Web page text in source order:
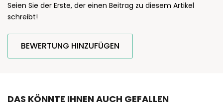
Seien Sie der Erste, der einen Beitrag zu diesem Artikel
schreibt!
BEWERTUNG HINZUFÜGEN
DAS KÖNNTE IHNEN AUCH GEFALLEN